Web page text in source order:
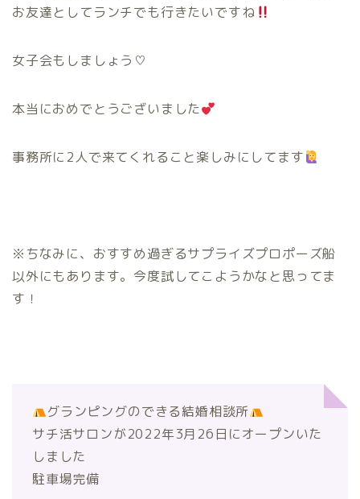
お友達としてランチでも行きたいですね
女子会もしましょう♡
本当におめでとうございました
事務所に2人で来てくれること楽しみにしてます
※ちなみに、おすすめ過ぎるサプライズプロポーズ船
以外にもあります。今度試してこようかなと思ってま
す！
グランピングのできる結婚相談所
サチ活サロンが2022年3月26日にオープンいた
しました
駐車場完備